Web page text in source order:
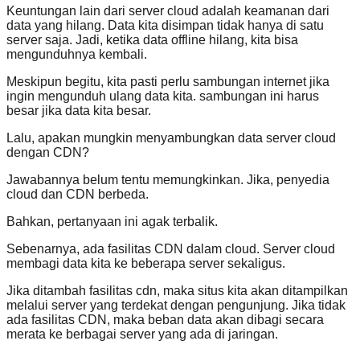
Keuntungan lain dari server cloud adalah keamanan dari
data yang hilang. Data kita disimpan tidak hanya di satu
server saja. Jadi, ketika data offline hilang, kita bisa
mengunduhnya kembali.
Meskipun begitu, kita pasti perlu sambungan internet jika
ingin mengunduh ulang data kita. sambungan ini harus
besar jika data kita besar.
Lalu, apakan mungkin menyambungkan data server cloud
dengan CDN?
Jawabannya belum tentu memungkinkan. Jika, penyedia
cloud dan CDN berbeda.
Bahkan, pertanyaan ini agak terbalik.
Sebenarnya, ada fasilitas CDN dalam cloud. Server cloud
membagi data kita ke beberapa server sekaligus.
Jika ditambah fasilitas cdn, maka situs kita akan ditampilkan
melalui server yang terdekat dengan pengunjung. Jika tidak
ada fasilitas CDN, maka beban data akan dibagi secara
merata ke berbagai server yang ada di jaringan.